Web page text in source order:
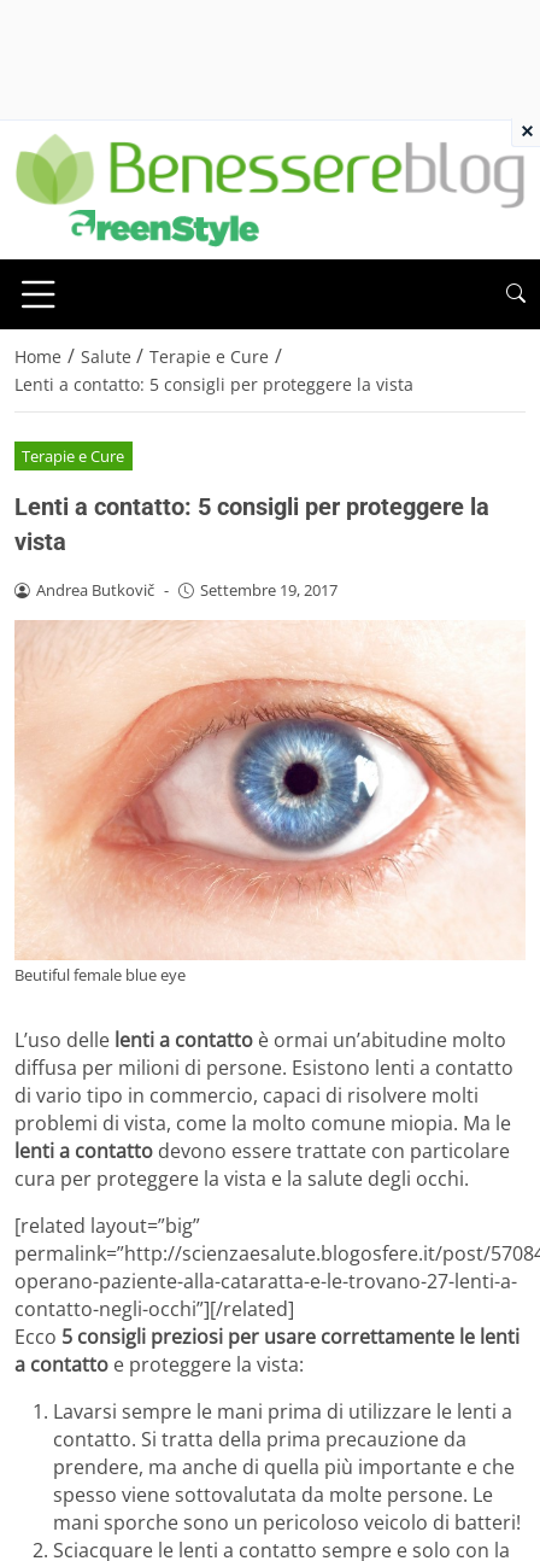
Home / Salute / Terapie e Cure /
Lenti a contatto: 5 consigli per proteggere la vista
Terapie e Cure
Lenti a contatto: 5 consigli per proteggere la
vista
Andrea Butkovič - Settembre 19, 2017
Beutiful female blue eye
L’uso delle lenti a contatto è ormai un’abitudine molto
diffusa per milioni di persone. Esistono lenti a contatto
di vario tipo in commercio, capaci di risolvere molti
problemi di vista, come la molto comune miopia. Ma le
lenti a contatto devono essere trattate con particolare
cura per proteggere la vista e la salute degli occhi.
[related layout=”big”
permalink=”http://scienzaesalute.blogosfere.it/post/
operano-paziente-alla-cataratta-e-le-trovano-27-lenti-a-
contatto-negli-occhi”][/related]
Ecco 5 consigli preziosi per usare correttamente le lenti
a contatto e proteggere la vista:
Lavarsi sempre le mani prima di utilizzare le lenti a
contatto. Si tratta della prima precauzione da
prendere, ma anche di quella più importante e che
spesso viene sottovalutata da molte persone. Le
mani sporche sono un pericoloso veicolo di batteri!
Sciacquare le lenti a contatto sempre e solo con la
×